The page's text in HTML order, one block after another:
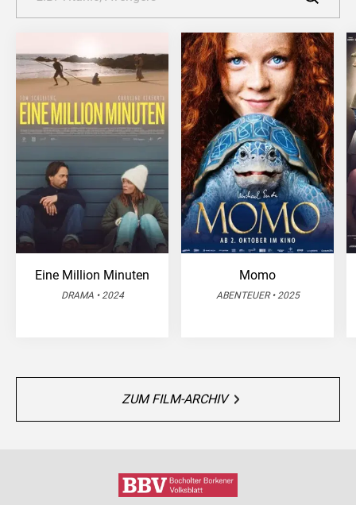
Eine Million Minuten
DRAMA • 2024
Momo
ABENTEUER • 2025
ZUM FILM-ARCHIV